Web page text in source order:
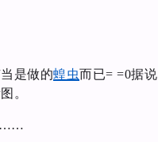
是做的蝗虫而已= =0据说
。
……